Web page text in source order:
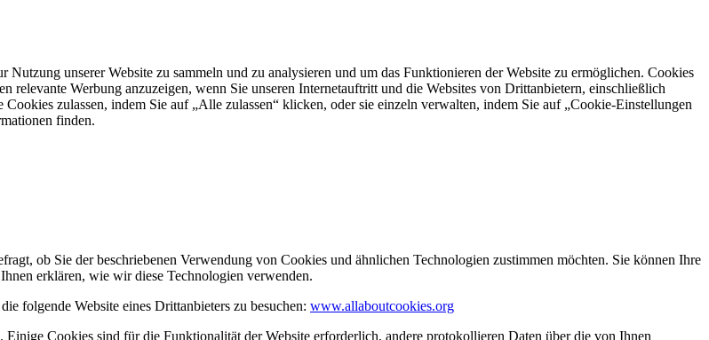
unserer Website zu sammeln und zu analysieren und um das Funktionieren der Website zu ermöglichen. Cookies
relevante Werbung anzuzeigen, wenn Sie unseren Internetauftritt und die Websites von Drittanbietern, einschließlich
zulassen, indem Sie auf „Alle zulassen“ klicken, oder sie einzeln verwalten, indem Sie auf „Cookie-Einstellungen
finden.
ob Sie der beschriebenen Verwendung von Cookies und ähnlichen Technologien zustimmen möchten. Sie können Ihre
erklären, wie wir diese Technologien verwenden.
folgende Website eines Drittanbieters zu besuchen: www.allaboutcookies.org
Cookies sind für die Funktionalität der Website erforderlich, andere protokollieren Daten über die von Ihnen